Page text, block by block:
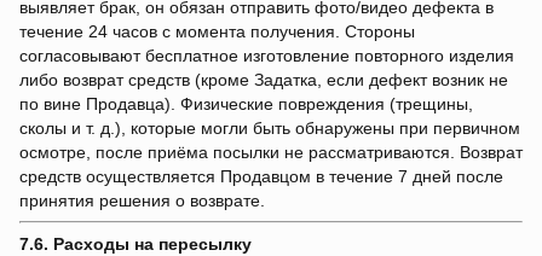
выявляет брак, он обязан отправить фото/видео дефекта в
течение 24 часов с момента получения. Стороны
согласовывают бесплатное изготовление повторного изделия
либо возврат средств (кроме Задатка, если дефект возник не
по вине Продавца). Физические повреждения (трещины,
сколы и т. д.), которые могли быть обнаружены при первичном
осмотре, после приёма посылки не рассматриваются. Возврат
средств осуществляется Продавцом в течение 7 дней после
принятия решения о возврате.
7.6. Расходы на пересылку